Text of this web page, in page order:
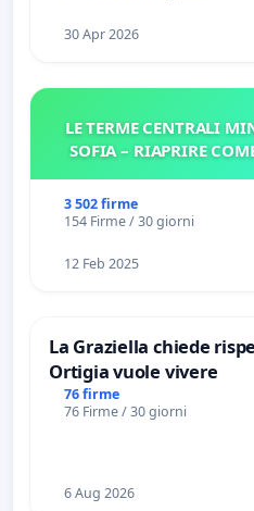
30 Apr 2026
LE TERME CENTRALI
SOFIA – RIAPRIRE
3 502 firme
154 Firme / 30 giorni
12 Feb 2025
La Graziella chiede
Ortigia vuole vivere
76 firme
76 Firme / 30 giorni
6 Aug 2026